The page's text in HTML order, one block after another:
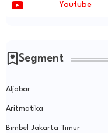
Youtube
Segment
Aljabar
Aritmatika
Bimbel Jakarta Timur